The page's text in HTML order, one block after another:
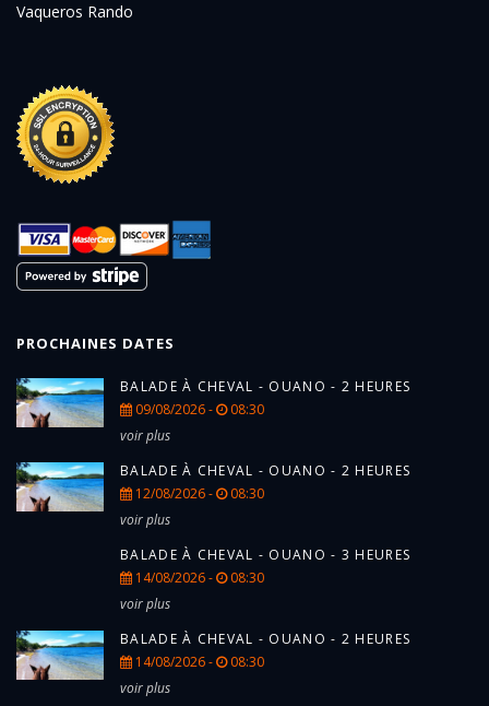
Vaqueros Rando
PROCHAINES DATES
BALADE À CHEVAL - OUANO - 2 HEURES
09/08/2026 -
08:30
voir plus
BALADE À CHEVAL - OUANO - 2 HEURES
12/08/2026 -
08:30
voir plus
BALADE À CHEVAL - OUANO - 3 HEURES
14/08/2026 -
08:30
voir plus
BALADE À CHEVAL - OUANO - 2 HEURES
14/08/2026 -
08:30
voir plus